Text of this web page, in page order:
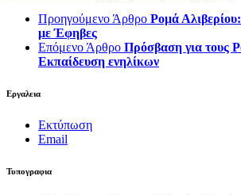
Προηγούμενο Άρθρο Ρομά
με Έφηβες
Επόμενο Άρθρο Πρόσβαση για τους
Εκπαίδευση ενηλίκων
Εργαλεια
Εκτύπωση
Email
Τυπογραφια